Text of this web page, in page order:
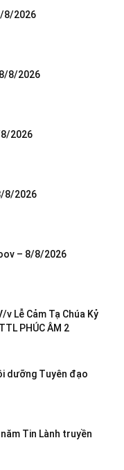
8/2026
8/2026
2026
8/2026
– 8/8/2026
Lễ Cảm Tạ Chúa Kỷ
PHÚC ÂM 2
dưỡng Tuyên đạo
Tin Lành truyền